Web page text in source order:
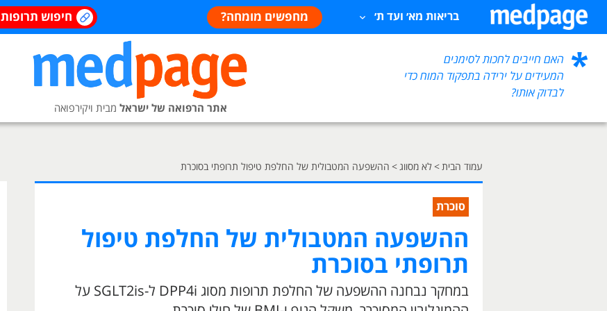
בריאות מא׳ ועד ת׳ מחפשים מומחה? חיפוש תרופות
האם חייבים לחכות לסימנים
המעידים על ירידה בתפקוד המוח כדי
לבדוק אותו?
אתר הרפואה של ישראל מבית ויקירפואה
עמוד הבית > לא מסווג > ההשפעה המטבולית של החלפת טיפול תרופתי בסוכרת
סוכרת
ההשפעה המטבולית של החלפת טיפול
תרופתי בסוכרת
במחקר נבחנה ההשפעה של החלפת תרופות מסוג DPP4i ל-SGLT2is על